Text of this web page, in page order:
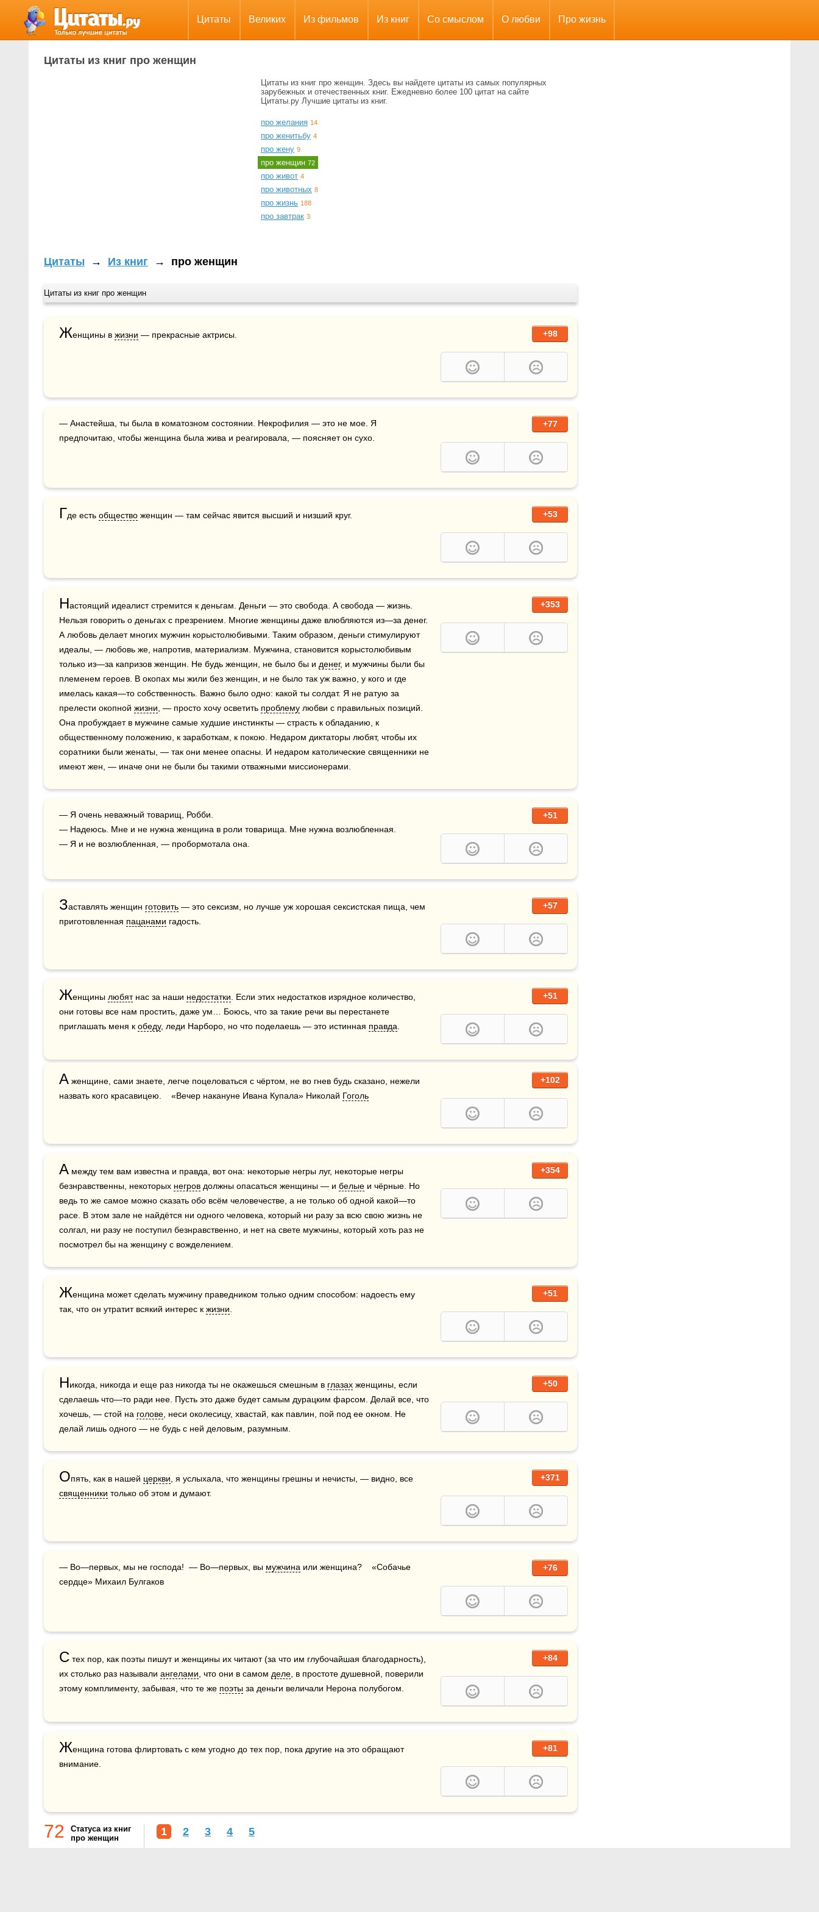
Цитаты Великих Из фильмов Из книг Со смыслом О любви Про жизнь
Цитаты из книг про женщин
Цитаты из книг про женщин. Здесь вы найдете цитаты из самых популярных
зарубежных и отечественных книг. Ежедневно более 100 цитат на сайте
Цитаты.ру Лучшие цитаты из книг.
про желания 14
про женитьбу 4
про жену 9
про женщин 72
про живот 4
про животных 8
про жизнь 188
про завтрак 3
Цитаты → Из книг → про женщин
Цитаты из книг про женщин
+98
Женщины в жизни — прекрасные актрисы.
+77
— Анастейша, ты была в коматозном состоянии. Некрофилия — это не мое. Я
предпочитаю, чтобы женщина была жива и реагировала, — поясняет он сухо.
+53
Где есть общество женщин — там сейчас явится высший и низший круг.
+353
Настоящий идеалист стремится к деньгам. Деньги — это свобода. А свобода — жизнь.
Нельзя говорить о деньгах с презрением. Многие женщины даже влюбляются из—за денег.
А любовь делает многих мужчин корыстолюбивыми. Таким образом, деньги стимулируют
идеалы, — любовь же, напротив, материализм. Мужчина, становится корыстолюбивым
только из—за капризов женщин. Не будь женщин, не было бы и денег, и мужчины были бы
племенем героев. В окопах мы жили без женщин, и не было так уж важно, у кого и где
имелась какая—то собственность. Важно было одно: какой ты солдат. Я не ратую за
прелести окопной жизни , — просто хочу осветить проблему любви с правильных позиций.
Она пробуждает в мужчине самые худшие инстинкты — страсть к обладанию, к
общественному положению, к заработкам, к покою. Недаром диктаторы любят, чтобы их
соратники были женаты, — так они менее опасны. И недаром католические священники не
имеют жен, — иначе они не были бы такими отважными миссионерами.
+51
— Я очень неважный товарищ, Робби.
— Надеюсь. Мне и не нужна женщина в роли товарища. Мне нужна возлюбленная.
— Я и не возлюбленная, — пробормотала она.
+57
Заставлять женщин готовить — это сексизм, но лучше уж хорошая сексистская пища, чем
приготовленная пацанами гадость.
+51
Женщины любят нас за наши недостатки . Если этих недостатков изрядное количество,
они готовы все нам простить, даже ум… Боюсь, что за такие речи вы перестанете
приглашать меня к обеду, леди Нарборо, но что поделаешь — это истинная правда
+102
А женщине, сами знаете, легче поцеловаться с чёртом, не во гнев будь сказано, нежели
назвать кого красавицею.    «Вечер накануне Ивана Купала» Николай Гоголь
+354
А между тем вам известна и правда, вот она: некоторые негры луг, некоторые негры
безнравственны, некоторых негров должны опасаться женщины — и белые и чёрные. Но
ведь то же самое можно сказать обо всём человечестве, а не только об одной какой—то
расе. В этом зале не найдётся ни одного человека, который ни разу за всю свою жизнь не
солгал, ни разу не поступил безнравственно, и нет на свете мужчины, который хоть раз не
посмотрел бы на женщину с вожделением.
+51
Женщина может сделать мужчину праведником только одним способом: надоесть ему
так, что он утратит всякий интерес к жизни
+50
Никогда, никогда и еще раз никогда ты не окажешься смешным в глазах женщины, если
сделаешь что—то ради нее. Пусть это даже будет самым дурацким фарсом. Делай все, что
хочешь, — стой на голове , неси околесицу, хвастай, как павлин, пой под ее окном. Не
делай лишь одного — не будь с ней деловым, разумным.
+371
Опять, как в нашей церкви
священники только об этом и думают.
+76
— Во—первых, мы не господа!  — Во—первых, вы мужчина или женщина?    «Собачье
сердце» Михаил Булгаков
+84
С тех пор, как поэты пишут и женщины их читают (за что им глубочайшая благодарность),
их столько раз называли ангелами , что они в самом деле , в простоте душевной, поверили
этому комплименту, забывая, что те же поэты за деньги величали Нерона полубогом.
+81
Женщина готова флиртовать с кем угодно до тех пор, пока другие на это обращают
внимание.
72
Статуса из книг
про женщин
1 2 3 4 5